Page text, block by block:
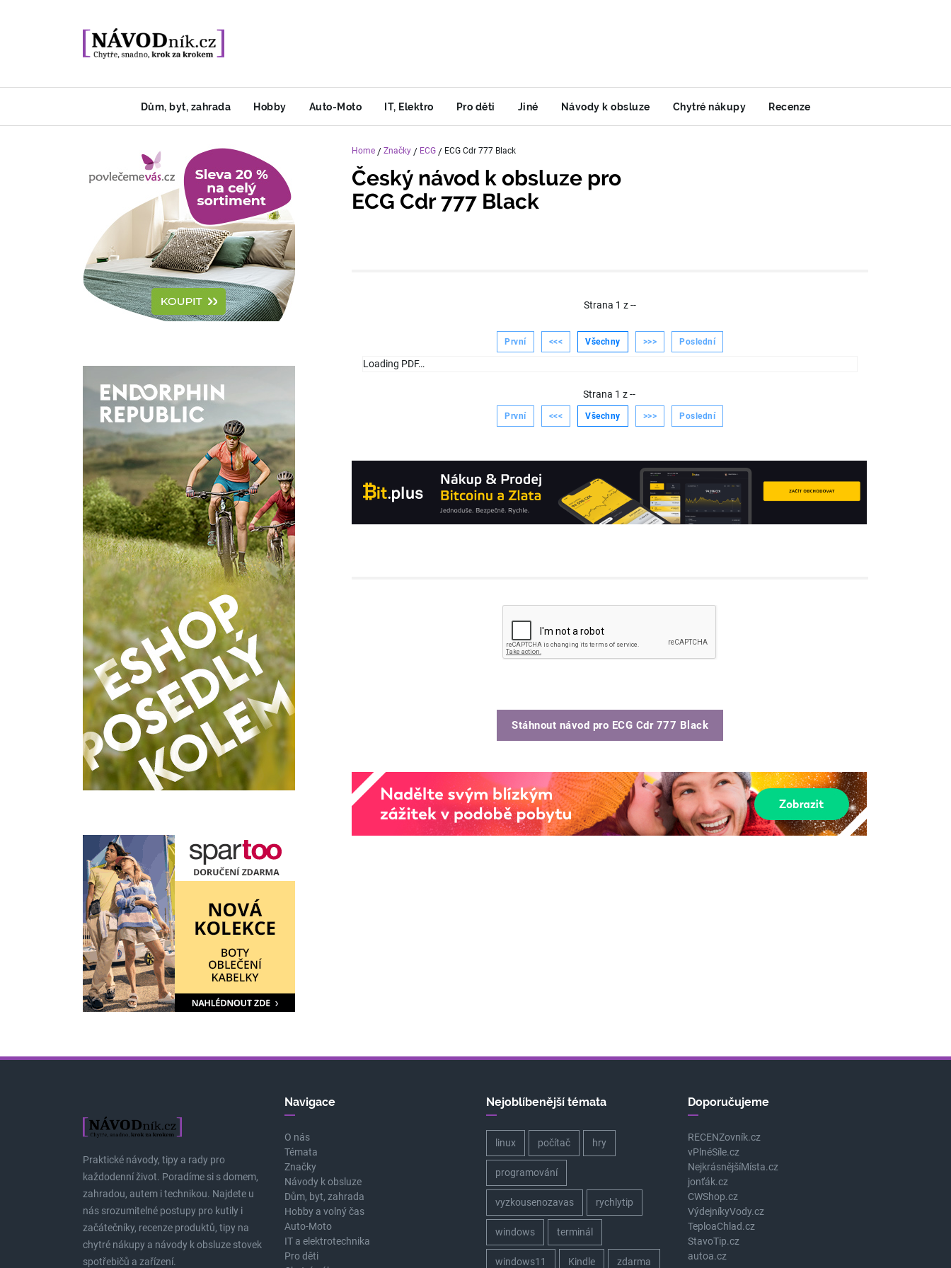
Dům, byt, zahrada Hobby Auto-Moto IT, Elektro Pro děti Jiné Návody k obsluze Chytré nákupy Recenze
Home / Značky / ECG / ECG Cdr 777 Black
Český návod k obsluze pro
ECG Cdr 777 Black
Strana 1 z--
První <<< Všechny >>> Poslední
Loading PDF…
Strana 1 z--
První <<< Všechny >>> Poslední
Stáhnout návod pro ECG Cdr 777 Black
Praktické návody, tipy a rady pro
každodenní život. Poradíme si s domem,
zahradou, autem i technikou. Najdete u
nás srozumitelné postupy pro kutily i
začátečníky, recenze produktů, tipy na
chytré nákupy a návody k obsluze stovek
spotřebičů a zařízení.
Navigace
O nás
Témata
Značky
Návody k obsluze
Dům, byt, zahrada
Hobby a volný čas
Auto-Moto
IT a elektrotechnika
Pro děti
Nejoblíbenější témata
linux počítač hry
programování
vyzkousenozavas rychlytip
windows terminál
windows11 Kindle zdarma
Doporučujeme
RECENZovník.cz
vPlnéSíle.cz
NejkrásnějšíMísta.cz
jonťák.cz
CWShop.cz
VýdejníkyVody.cz
TeploaChlad.cz
StavoTip.cz
autoa.cz